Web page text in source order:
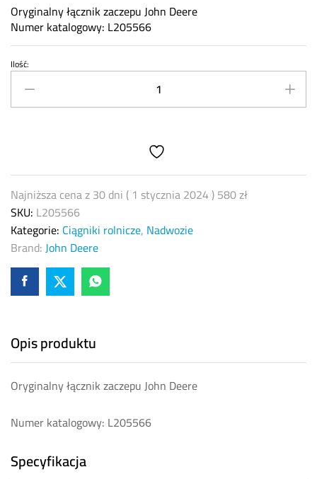
Oryginalny łącznik zaczepu John Deere
Numer katalogowy: L205566
Łącznik
kołkowy
zaczepu
quantity
Ilość:
Najniższa cena z 30 dni ( 1 stycznia 2024)580zł
SKU: L205566
Kategorie: Ciągniki rolnicze, Nadwozie
Brand:John Deere
Opis produktu
Oryginalny łącznik zaczepu John Deere
Numer katalogowy: L205566
Specyfikacja